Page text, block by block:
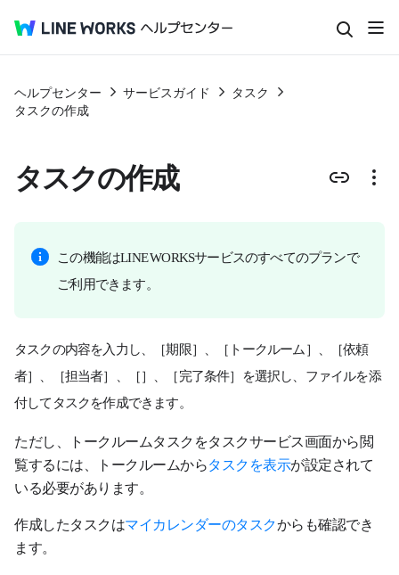
ヘルプセンター サービスガイド
タスク
タスクの作成
タスクの作成
この機能はLINE WORKSサービスのすべてのプランで
ご利用できます。
タスクの内容を入力し、［期限］、［トークルーム］、［依頼
者］、［担当者］、［］、［完了条件］を選択し、ファイルを添
付してタスクを作成できます。
ただし、トークルームタスクをタスクサービス画面から閲
覧するには、トークルームからタスクを表示が設定されて
いる必要があります。
作成したタスクはマイカレンダーのタスクからも確認でき
ます。